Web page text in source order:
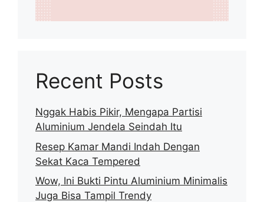
Recent Posts
Nggak Habis Pikir, Mengapa Partisi
Aluminium Jendela Seindah Itu
Resep Kamar Mandi Indah Dengan
Sekat Kaca Tempered
Wow, Ini Bukti Pintu Aluminium Minimalis
Juga Bisa Tampil Trendy